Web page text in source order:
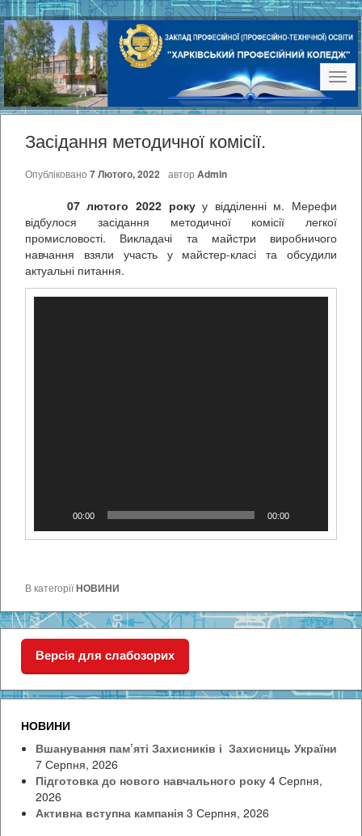
Засідання методичної комісії.
Опубліковано 7 Лютого, 2022 автор Admin
07 лютого 2022 рокуу відділенні м. Мерефи
відбулося засідання методичної комісії легкої
промисловості. Викладачі та майстри виробничого
навчання взяли участь у майстер-класі та обсудили
актуальні питання.
00:00 00:00
В категоріїНОВИНИ
Версія для слабозорих
НОВИНИ
Вшанування пам’яті Захисників і Захисниць України
7 Серпня, 2026
Підготовка до нового навчального року 4 Серпня,
2026
Активна вступна кампанія 3 Серпня, 2026